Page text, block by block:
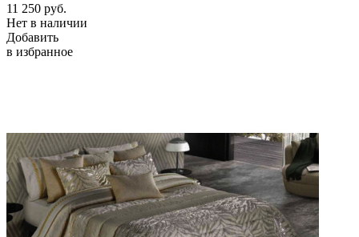
11 250 руб.
Нет в наличии
Добавить
в избранное